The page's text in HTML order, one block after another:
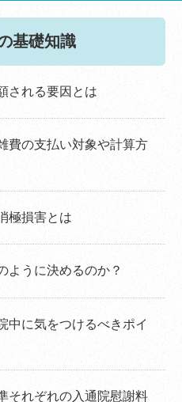
基礎知識
される要因とは
費の支払い対象や計算方
極損害とは
ように決めるのか？
中に気をつけるべきポイ
それぞれの入通院慰謝料